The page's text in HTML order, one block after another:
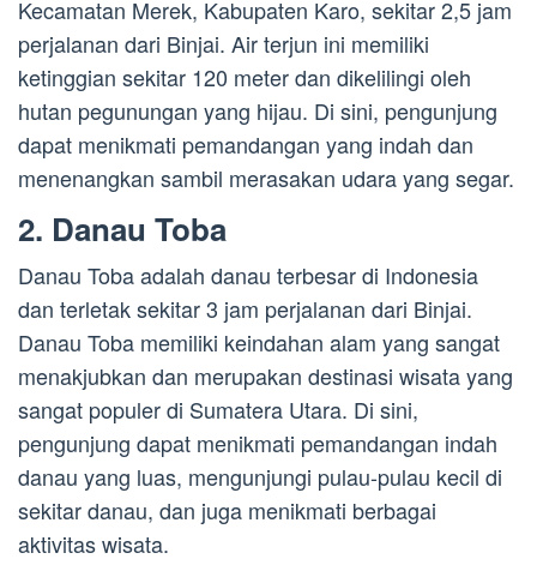
Kecamatan Merek, Kabupaten Karo, sekitar 2,5 jam
perjalanan dari Binjai. Air terjun ini memiliki
ketinggian sekitar 120 meter dan dikelilingi oleh
hutan pegunungan yang hijau. Di sini, pengunjung
dapat menikmati pemandangan yang indah dan
menenangkan sambil merasakan udara yang segar.
2. Danau Toba
Danau Toba adalah danau terbesar di Indonesia
dan terletak sekitar 3 jam perjalanan dari Binjai.
Danau Toba memiliki keindahan alam yang sangat
menakjubkan dan merupakan destinasi wisata yang
sangat populer di Sumatera Utara. Di sini,
pengunjung dapat menikmati pemandangan indah
danau yang luas, mengunjungi pulau-pulau kecil di
sekitar danau, dan juga menikmati berbagai
aktivitas wisata.